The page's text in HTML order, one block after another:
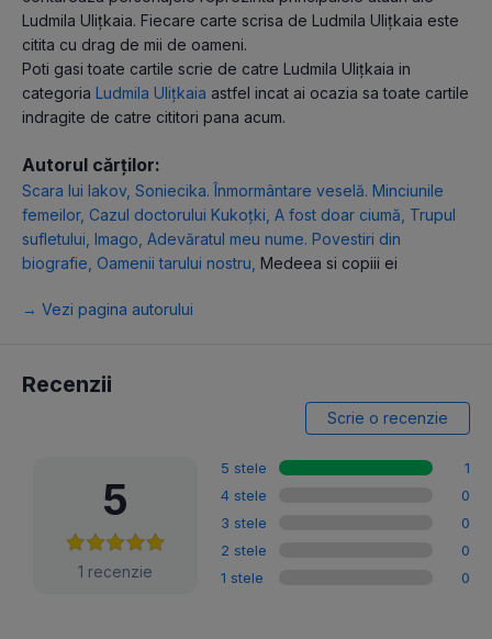
Ludmila Ulițkaia. Fiecare carte scrisa de Ludmila Ulițkaia este
citita cu drag de mii de oameni.
Poti gasi toate cartile scrie de catre Ludmila Ulițkaia in
categoria Ludmila Ulițkaia astfel incat ai ocazia sa toate cartile
indragite de catre cititori pana acum.
Autorul cărților:
Scara lui Iakov, Soniecika. Înmormântare veselă. Minciunile
femeilor, Cazul doctorului Kukoțki A fost doar ciumă Trupul
sufletului Imago Adevăratul meu nume. Povestiri din
biografie Oamenii tarului nostru Medeea si copiii ei
→ Vezi pagina autorului
Recenzii
Scrie o recenzie
5
1 recenzie
5 stele
1
4 stele
0
3 stele
0
2 stele
0
1 stele
0